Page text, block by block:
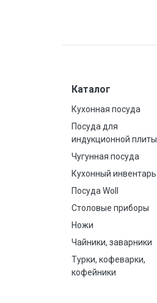
Каталог
Кухонная посуда
Посуда для
индукционной плиты
Чугунная посуда
Кухонный инвентарь
Посуда Woll
Столовые приборы
Ножи
Чайники, заварники
Турки, кофеварки,
кофейники